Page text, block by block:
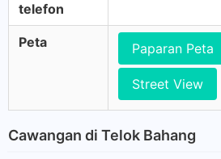
telefon
Peta Paparan Peta
Street View
Cawangan di Telok Bahang